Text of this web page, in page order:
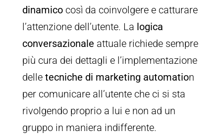
dinamicocosì da coinvolgere e catturare
l’attenzione dell’utente. La logica
conversazionale attuale richiede sempre
più cura dei dettagli e l’implementazione
delle tecniche di marketing automation
per comunicare all’utente che ci si sta
rivolgendo proprio a lui e non ad un
gruppo in maniera indifferente.